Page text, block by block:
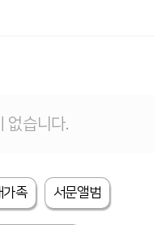
없습니다.
가족 서문앨범